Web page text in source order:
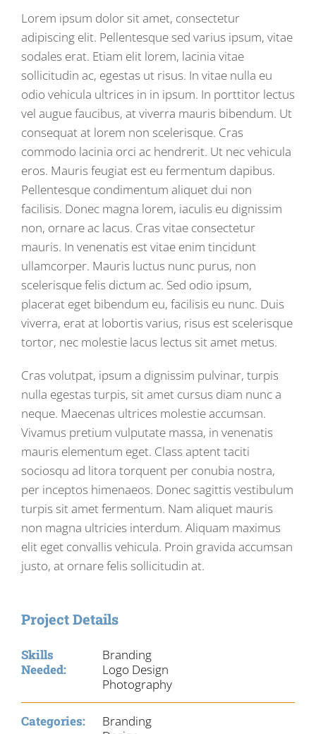
Lorem ipsum dolor sit amet, consectetur
adipiscing elit. Pellentesque sed varius ipsum, vitae
sodales erat. Etiam elit lorem, lacinia vitae
sollicitudin ac, egestas ut risus. In vitae nulla eu
odio vehicula ultrices in in ipsum. In porttitor lectus
vel augue faucibus, at viverra mauris bibendum. Ut
consequat at lorem non scelerisque. Cras
commodo lacinia orci ac hendrerit. Ut nec vehicula
eros. Mauris feugiat est eu fermentum dapibus.
Pellentesque condimentum aliquet dui non
facilisis. Donec magna lorem, iaculis eu dignissim
non, ornare ac lacus. Cras vitae consectetur
mauris. In venenatis est vitae enim tincidunt
ullamcorper. Mauris luctus nunc purus, non
scelerisque felis dictum ac. Sed odio ipsum,
placerat eget bibendum eu, facilisis eu nunc. Duis
viverra, erat at lobortis varius, risus est scelerisque
tortor, nec molestie lacus lectus sit amet metus.
Cras volutpat, ipsum a dignissim pulvinar, turpis
nulla egestas turpis, sit amet cursus diam nunc a
neque. Maecenas ultrices molestie accumsan.
Vivamus pretium vulputate massa, in venenatis
mauris elementum eget. Class aptent taciti
sociosqu ad litora torquent per conubia nostra,
per inceptos himenaeos. Donec sagittis vestibulum
turpis sit amet fermentum. Nam aliquet mauris
non magna ultricies interdum. Aliquam maximus
elit eget convallis vehicula. Proin gravida accumsan
justo, at ornare felis sollicitudin at.
Project Details
Skills
Needed:
Branding
Logo Design
Photography
Categories:
Branding